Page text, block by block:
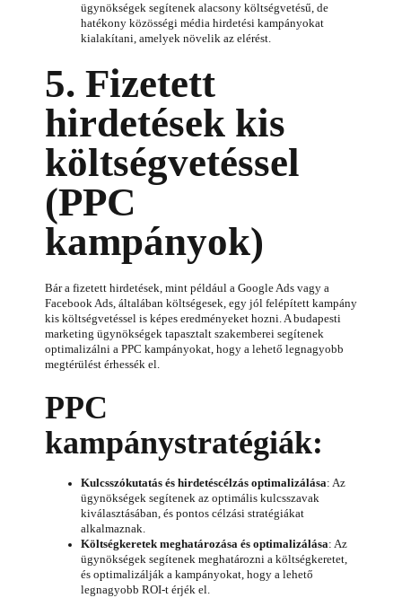
ügynökségek segítenek alacsony költségvetésű, de
hatékony közösségi média hirdetési kampányokat
kialakítani, amelyek növelik az elérést.
5. Fizetett
hirdetések kis
költségvetéssel
(PPC
kampányok)
Bár a fizetett hirdetések, mint például a Google Ads vagy a
Facebook Ads, általában költségesek, egy jól felépített kampány
kis költségvetéssel is képes eredményeket hozni. A budapesti
marketing ügynökségek tapasztalt szakemberei segítenek
optimalizálni a PPC kampányokat, hogy a lehető legnagyobb
megtérülést érhessék el.
PPC
kampánystratégiák:
Kulcsszókutatás és hirdetéscélzás optimalizálása: Az
ügynökségek segítenek az optimális kulcsszavak
kiválasztásában, és pontos célzási stratégiákat
alkalmaznak.
Költségkeretek meghatározása és optimalizálása: Az
ügynökségek segítenek meghatározni a költségkeretet,
és optimalizálják a kampányokat, hogy a lehető
legnagyobb ROI-t érjék el.